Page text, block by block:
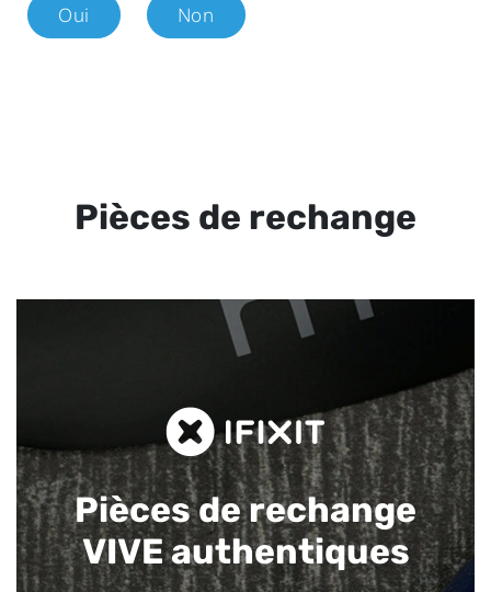
Oui Non
Pièces de rechange
Pièces de rechange
VIVE authentiques​